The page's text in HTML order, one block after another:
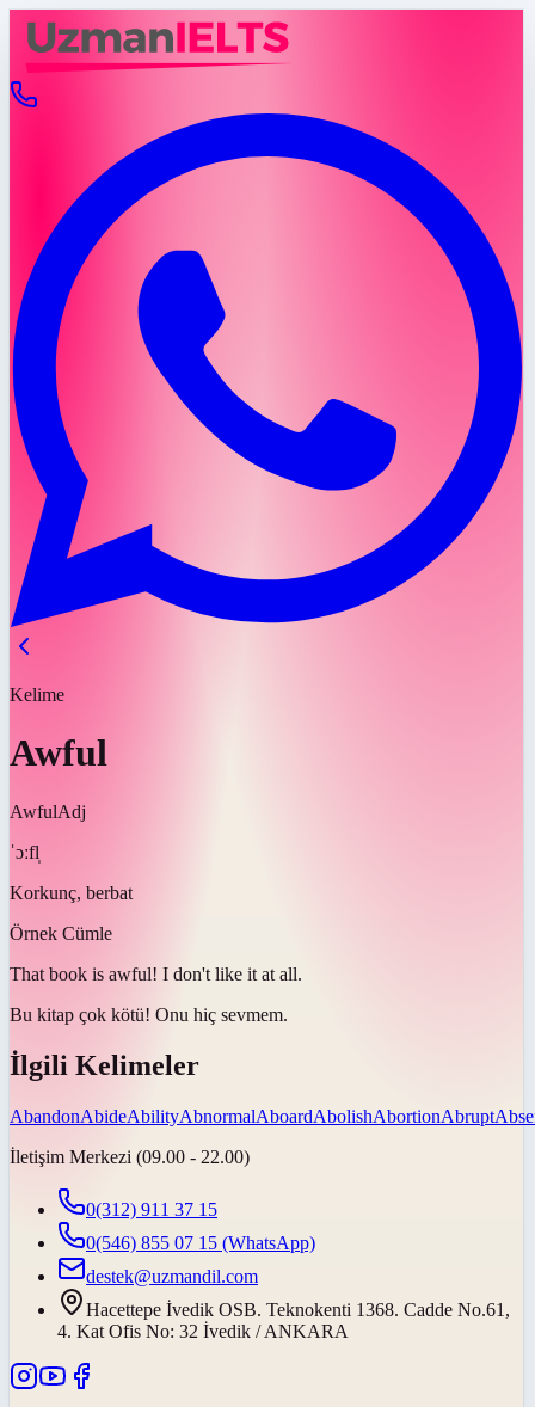
Kelime
Awful
AwfulAdj
ˈɔːfl̩
Korkunç, berbat
Örnek Cümle
That book is awful! I don't like it at all.
Bu kitap çok kötü! Onu hiç sevmem.
İlgili Kelimeler
AbandonAbideAbilityAbnormalAboardAbolishAbortionAbrupt
İletişim Merkezi (09.00 - 22.00)
0(312) 911 37 15
0(546) 855 07 15 (WhatsApp)
destek@uzmandil.com
Hacettepe İvedik OSB. Teknokenti 1368. Cadde No.61,
4. Kat Ofis No: 32 İvedik / ANKARA